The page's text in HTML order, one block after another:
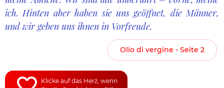
ich. Hinten aber haben sie uns geöffnet, die Männer,
und wir geben uns ihnen in Vorfreude.
Olio di vergine - Seite 2
Klicke auf das Herz, wenn